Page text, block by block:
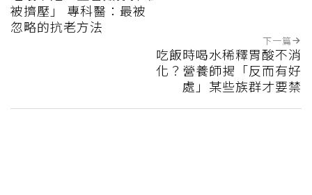
被擠壓」 專科醫：最被
忽略的抗老方法
下一篇
吃飯時喝水稀釋胃酸不消
化？營養師揭「反而有好
處」某些族群才要禁